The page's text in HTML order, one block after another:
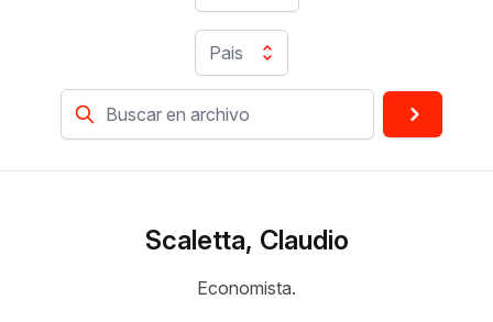
Pais
Scaletta, Claudio
Economista.